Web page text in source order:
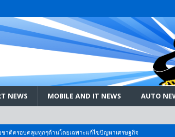
NEWS MOBILE AND IT NEWS AUTO
ติครอบคลุมทุกๆด้านโดยเฉพาะแก้ไขปัญหาเศรษฐกิจ